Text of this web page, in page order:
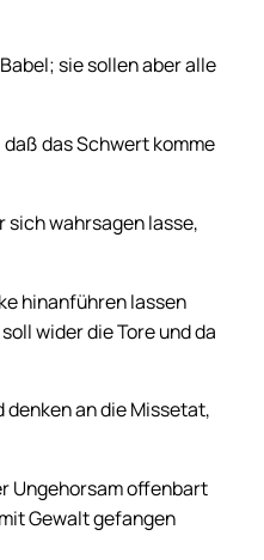
sie sollen aber alle
das Schwert komme
sich wahrsagen lasse,
hinanführen lassen
wider die Tore und da
denken an die Missetat,
Ungehorsam offenbart
Gewalt gefangen